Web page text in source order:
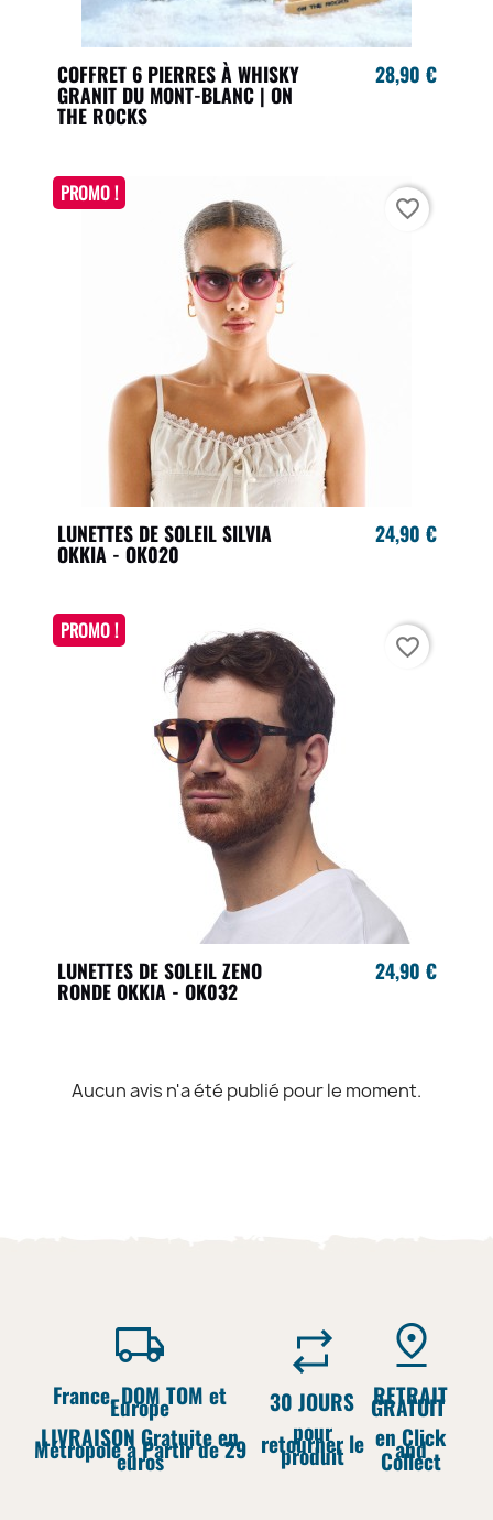
COFFRET 6 PIERRES À WHISKY
GRANIT DU MONT-BLANC | ON
THE ROCKS
28,90 €
LUNETTES DE SOLEIL SILVIA
OKKIA - OK020
24,90 €
PROMO !
favorite_border
LUNETTES DE SOLEIL ZENO
RONDE OKKIA - OK032
24,90 €
PROMO !
favorite_border
Aucun avis n'a été publié pour le moment.
France, DOM TOM et
Europe
LIVRAISON Gratuite en
Métropole à Partir de 29
euros
30 JOURS
pour
retourner le
produit
RETRAIT
GRATUIT
en Click
and
Collect